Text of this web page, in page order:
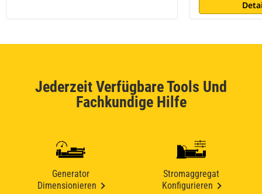
Jederzeit Verfügbare Tools Und
Fachkundige Hilfe
Generator
Dimensionieren
Stromaggregat
Konfigurieren